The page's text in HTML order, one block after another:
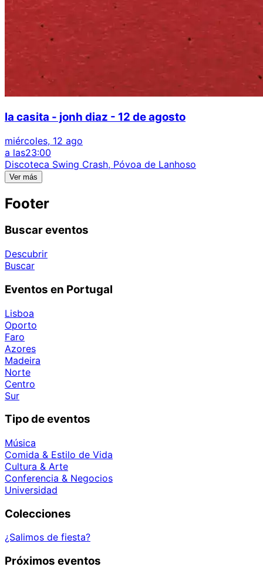
la casita - jonh diaz - 12 de agosto
miércoles, 12 ago
a las23:00
Discoteca Swing Crash, Póvoa de Lanhoso
Ver más
Footer
Buscar eventos
Descubrir
Buscar
Eventos en Portugal
Lisboa
Oporto
Faro
Azores
Madeira
Norte
Centro
Sur
Tipo de eventos
Música
Comida & Estilo de Vida
Cultura & Arte
Conferencia & Negocios
Universidad
Colecciones
¿Salimos de fiesta?
Próximos eventos